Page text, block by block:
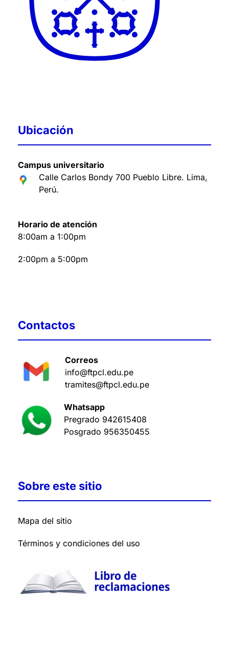
Ubicación
Campus universitario
Calle Carlos Bondy 700 Pueblo Libre. Lima,
Perú.
Horario de atención
8:00am a 1:00pm
2:00pm a 5:00pm
Contactos
Correos
info@ftpcl.edu.pe
tramites@ftpcl.edu.pe
Whatsapp
Pregrado 942615408
Posgrado 956350455
Sobre este sitio
Mapa del sitio
Términos y condiciones del uso